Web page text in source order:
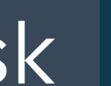
domäner och